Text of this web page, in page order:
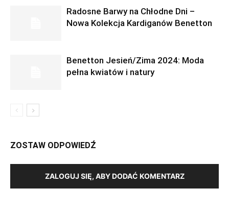
Radosne Barwy na Chłodne Dni –
Nowa Kolekcja Kardiganów Benetton
Benetton Jesień/Zima 2024: Moda
pełna kwiatów i natury
ZOSTAW ODPOWIEDŹ
ZALOGUJ SIĘ, ABY DODAĆ KOMENTARZ